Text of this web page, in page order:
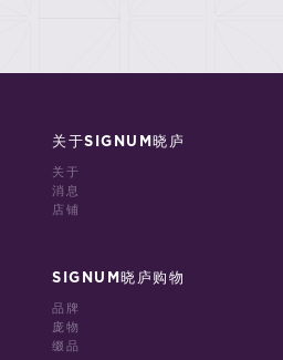
关于SIGNUM晓庐
关于
消息
店铺
SIGNUM晓庐购物
品牌
庞物
缀品